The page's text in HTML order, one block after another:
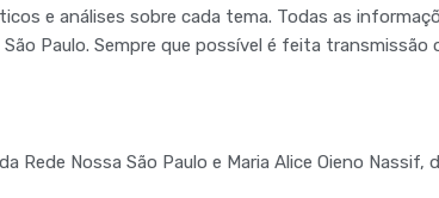
e análises sobre cada tema. Todas as
Paulo. Sempre que possível é feita transmissão
Rede Nossa São Paulo e Maria Alice Oieno Nassif,